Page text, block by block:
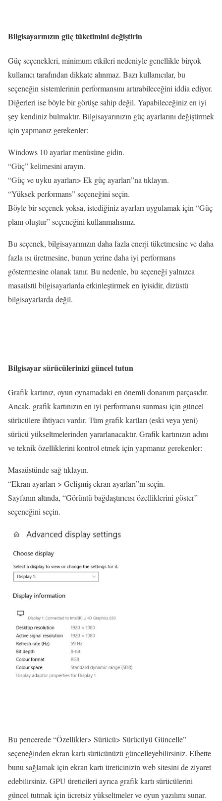
Bilgisayarınızın güç tüketimini değiştirin
Güç seçenekleri, minimum etkileri nedeniyle genellikle birçok
kullanıcı tarafından dikkate alınmaz. Bazı kullanıcılar, bu
seçeneğin sistemlerinin performansını artırabileceğini iddia ediyor.
Diğerleri ise böyle bir görüşe sahip değil. Yapabileceğiniz en iyi
şey kendiniz bulmaktır. Bilgisayarınızın güç ayarlarını değiştirmek
için yapmanız gerekenler:
Windows 10 ayarlar menüsüne gidin.
“Güç” kelimesini arayın.
“Güç ve uyku ayarları> Ek güç ayarları”na tıklayın.
“Yüksek performans” seçeneğini seçin.
Böyle bir seçenek yoksa, istediğiniz ayarları uygulamak için “Güç
planı oluştur” seçeneğini kullanmalısınız.
Bu seçenek, bilgisayarınızın daha fazla enerji tüketmesine ve daha
fazla ısı üretmesine, bunun yerine daha iyi performans
göstermesine olanak tanır. Bu nedenle, bu seçeneği yalnızca
masaüstü bilgisayarlarda etkinleştirmek en iyisidir, dizüstü
bilgisayarlarda değil.
Bilgisayar sürücülerinizi güncel tutun
Grafik kartınız, oyun oynamadaki en önemli donanım parçasıdır.
Ancak, grafik kartınızın en iyi performansı sunması için güncel
sürücülere ihtiyacı vardır. Tüm grafik kartları (eski veya yeni)
sürücü yükseltmelerinden yararlanacaktır. Grafik kartınızın adını
ve teknik özelliklerini kontrol etmek için yapmanız gerekenler:
Masaüstünde sağ tıklayın.
“Ekran ayarları > Gelişmiş ekran ayarları”nı seçin.
Sayfanın altında, “Görüntü bağdaştırıcısı özelliklerini göster”
seçeneğini seçin.
Bu pencerede “Özellikler> Sürücü> Sürücüyü Güncelle”
seçeneğinden ekran kartı sürücünüzü güncelleyebilirsiniz. Elbette
bunu sağlamak için ekran kartı üreticinizin web sitesini de ziyaret
edebilirsiniz. GPU üreticileri ayrıca grafik kartı sürücülerini
güncel tutmak için ücretsiz yükseltmeler ve oyun yazılımı sunar.